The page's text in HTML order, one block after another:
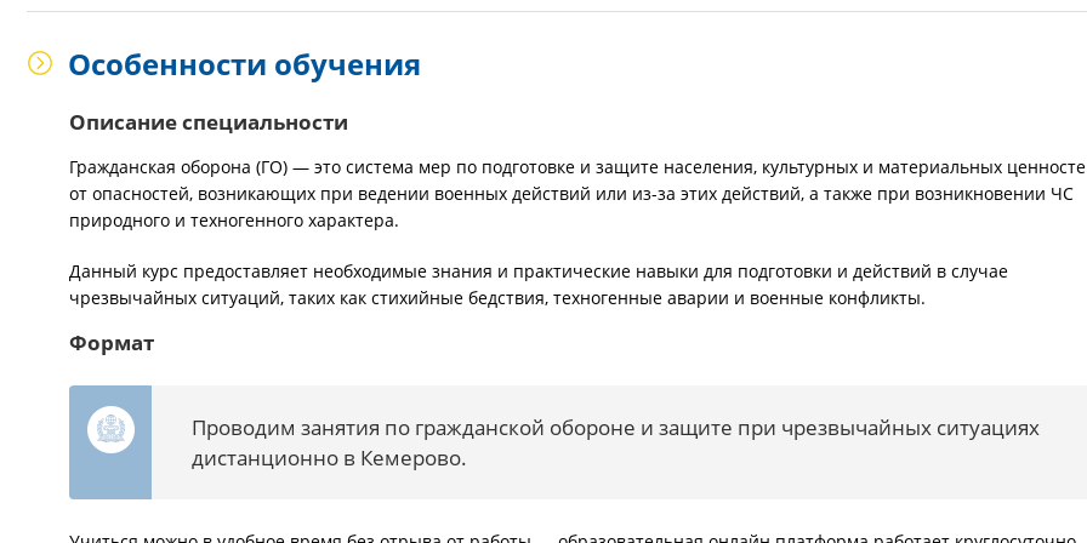
Особенности обучения
Описание специальности
Гражданская оборона (ГО) — это система мер по подготовке и защите населения, культурных и материальных
от опасностей, возникающих при ведении военных действий или из-за этих действий, а также при возникновении ЧС
природного и техногенного характера.
Данный курс предоставляет необходимые знания и практические навыки для подготовки и действий в случае
чрезвычайных ситуаций, таких как стихийные бедствия, техногенные аварии и военные конфликты.
Формат
Проводим занятия по гражданской обороне и защите при чрезвычайных ситуациях
дистанционно в Кемерово.